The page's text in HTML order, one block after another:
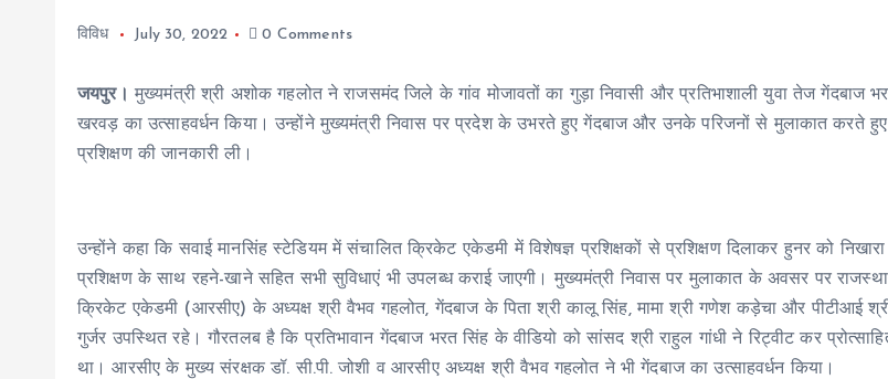
विविध July 30, 2022 0 Comments
जयपुर। मुख्यमंत्री श्री अशोक गहलोत ने राजसमंद जिले के गांव मोजावतों का गुड़ा निवासी और प्रतिभाशाली युवा तेज गेंदबाज
खरवड़ का उत्साहवर्धन किया। उन्होंने मुख्यमंत्री निवास पर प्रदेश के उभरते हुए गेंदबाज और उनके परिजनों से मुलाकात करते हुए
प्रशिक्षण की जानकारी ली।
उन्होंने कहा कि सवाई मानसिंह स्टेडियम में संचालित क्रिकेट एकेडमी में विशेषज्ञ प्रशिक्षकों से प्रशिक्षण दिलाकर हुनर को निखारा
प्रशिक्षण के साथ रहने-खाने सहित सभी सुविधाएं भी उपलब्ध कराई जाएगी। मुख्यमंत्री निवास पर मुलाकात के अवसर पर
क्रिकेट एकेडमी (आरसीए) के अध्यक्ष श्री वैभव गहलोत, गेंदबाज के पिता श्री कालू सिंह, मामा श्री गणेश कड़ेचा और पीटीआई
गुर्जर उपस्थित रहे। गौरतलब है कि प्रतिभावान गेंदबाज भरत सिंह के वीडियो को सांसद श्री राहुल गांधी ने रिट्वीट कर
था। आरसीए के मुख्य संरक्षक डॉ. सी.पी. जोशी व आरसीए अध्यक्ष श्री वैभव गहलोत ने भी गेंदबाज का उत्साहवर्धन किया।